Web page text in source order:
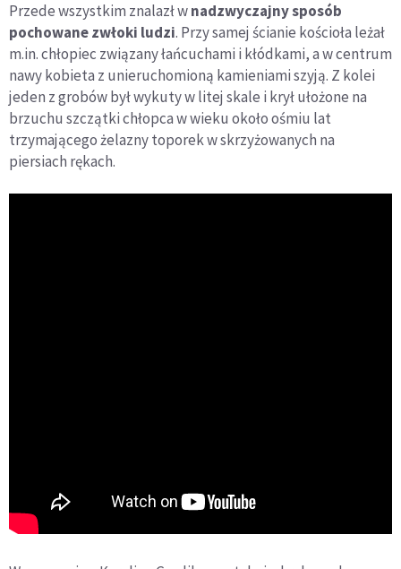
Przede wszystkim znalazł wnadzwyczajny sposób
pochowane zwłoki ludzi. Przy samej ścianie kościoła leżał
m.in. chłopiec związany łańcuchami i kłódkami, a w centrum
nawy kobieta z unieruchomioną kamieniami szyją. Z kolei
jeden z grobów był wykuty w litej skale i krył ułożone na
brzuchu szczątki chłopca w wieku około ośmiu lat
trzymającego żelazny toporek w skrzyżowanych na
piersiach rękach.